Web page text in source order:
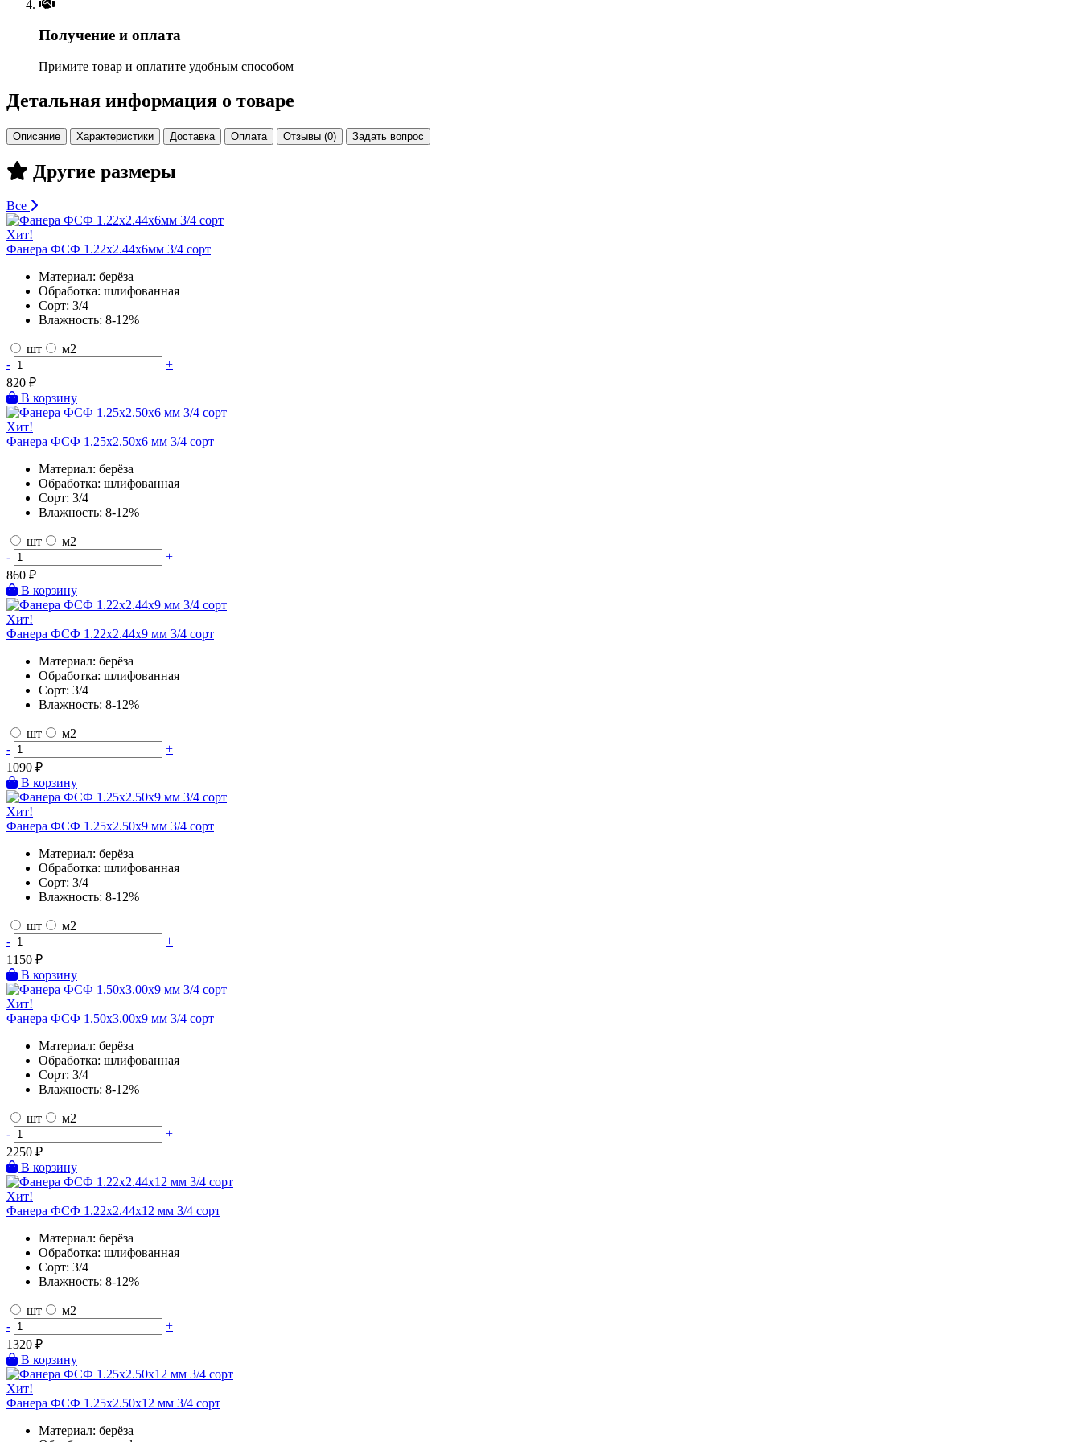
Получение и оплата
Примите товар и оплатите удобным способом
Детальная информация о товаре
Описание Характеристики Доставка Оплата Отзывы (0) Задать вопрос
Другие размеры
Все
Хит!
Фанера ФСФ 1.22х2.44х6мм 3/4 сорт
Материал: берёза
Обработка: шлифованная
Сорт: 3/4
Влажность: 8-12%
шт
м2
-
+
820 ₽
В корзину
Хит!
Фанера ФСФ 1.25х2.50х6 мм 3/4 сорт
Материал: берёза
Обработка: шлифованная
Сорт: 3/4
Влажность: 8-12%
шт
м2
-
+
860 ₽
В корзину
Хит!
Фанера ФСФ 1.22х2.44х9 мм 3/4 сорт
Материал: берёза
Обработка: шлифованная
Сорт: 3/4
Влажность: 8-12%
шт
м2
-
+
1090 ₽
В корзину
Хит!
Фанера ФСФ 1.25х2.50х9 мм 3/4 сорт
Материал: берёза
Обработка: шлифованная
Сорт: 3/4
Влажность: 8-12%
шт
м2
-
+
1150 ₽
В корзину
Хит!
Фанера ФСФ 1.50х3.00х9 мм 3/4 сорт
Материал: берёза
Обработка: шлифованная
Сорт: 3/4
Влажность: 8-12%
шт
м2
-
+
2250 ₽
В корзину
Хит!
Фанера ФСФ 1.22х2.44х12 мм 3/4 сорт
Материал: берёза
Обработка: шлифованная
Сорт: 3/4
Влажность: 8-12%
шт
м2
-
+
1320 ₽
В корзину
Хит!
Фанера ФСФ 1.25х2.50х12 мм 3/4 сорт
Материал: берёза